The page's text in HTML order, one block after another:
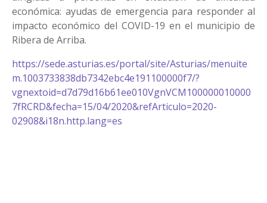
económica: ayudas de emergencia para responder al
impacto económico del COVID-19 en el municipio de
Ribera de Arriba.
https://sede.asturias.es/portal/site/Asturias/menuite
m.1003733838db7342ebc4e191100000f7/?
vgnextoid=d7d79d16b61ee010VgnVCM100000010000
7fRCRD&fecha=15/04/2020&refArticulo=2020-
02908&i18n.http.lang=es